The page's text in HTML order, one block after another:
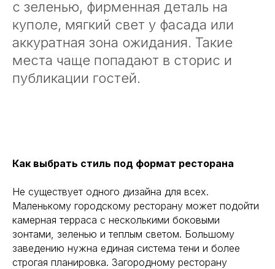
с зеленью, фирменная деталь на
куполе, мягкий свет у фасада или
аккуратная зона ожидания. Такие
места чаще попадают в сторис и
публикации гостей.
Как выбрать стиль под формат ресторана
Не существует одного дизайна для всех.
Маленькому городскому ресторану может подойти
камерная терраса с несколькими боковыми
зонтами, зеленью и теплым светом. Большому
заведению нужна единая система тени и более
строгая планировка. Загородному ресторану